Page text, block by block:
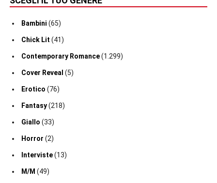
Bambini (65)
Chick Lit (41)
Contemporary Romance(1.299)
Cover Reveal (5)
Erotico (76)
Fantasy(218)
Giallo (33)
Horror (2)
Interviste(13)
M/M (49)